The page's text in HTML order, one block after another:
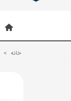
خانه >